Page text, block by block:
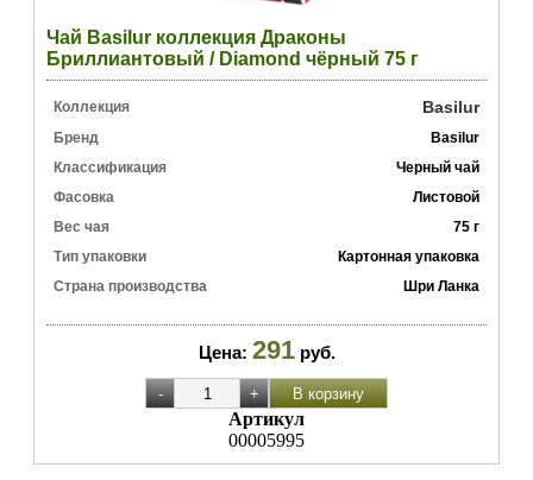
Чай Basilur коллекция Драконы
Бриллиантовый / Diamond чёрный 75 г
Коллекция Basilur
Бренд
Basilur
Классификация
Черный чай
Фасовка
Листовой
Вес чая
75 г
Тип упаковки
Картонная упаковка
Страна производства
Шри Ланка
Цена: 291 руб.
Артикул
00005995